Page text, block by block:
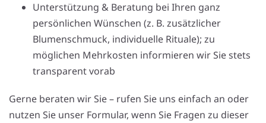
Unterstützung & Beratung bei Ihren ganz
persönlichen Wünschen (z. B. zusätzlicher
Blumenschmuck, individuelle Rituale); zu
möglichen Mehrkosten informieren wir Sie stets
transparent vorab
Gerne beraten wir Sie – rufen Sie uns einfach an oder
nutzen Sie unser Formular, wenn Sie Fragen zu dieser